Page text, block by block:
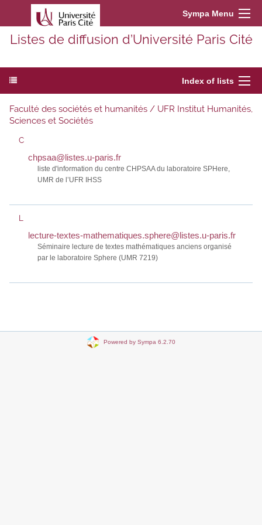
Sympa Menu
Listes de diffusion d’Université Paris Cité
Index of lists
Faculté des sociétés et humanités / UFR Institut Humanités,
Sciences et Sociétés
C
chpsaa@listes.u-paris.fr
liste d'information du centre CHPSAA du laboratoire SPHere,
UMR de l’UFR IHSS
L
lecture-textes-mathematiques.sphere@listes.u-paris.fr
Séminaire lecture de textes mathématiques anciens organisé
par le laboratoire Sphere (UMR 7219)
Powered by Sympa 6.2.70